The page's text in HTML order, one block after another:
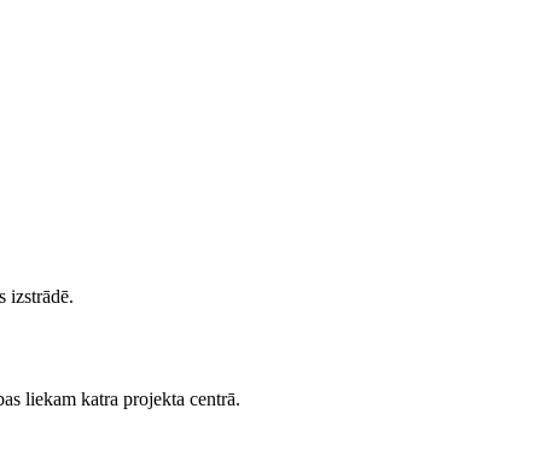
izstrādē.
liekam katra projekta centrā.